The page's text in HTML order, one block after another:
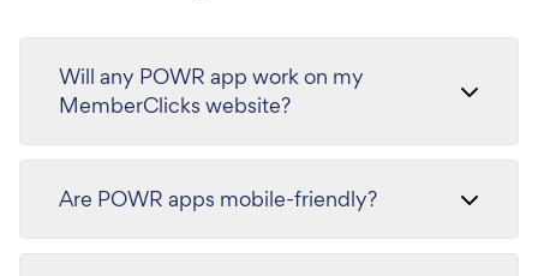
Will any POWR app work on my
MemberClicks website?
Are POWR apps mobile-friendly?